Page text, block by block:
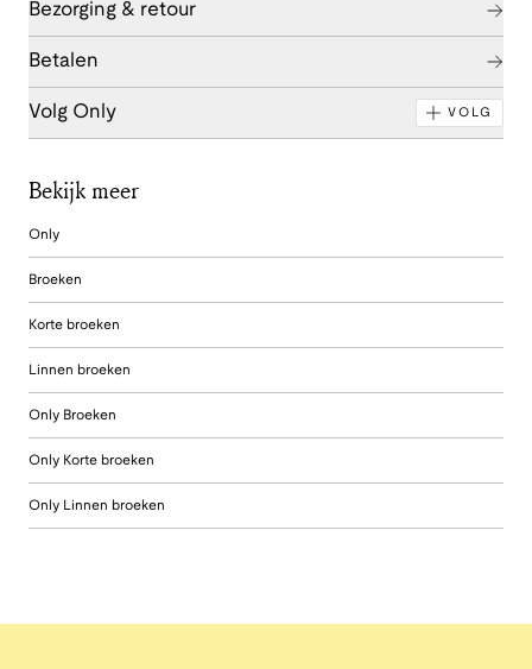
Bezorging & retour
Betalen
Volg Only VOLG
Bekijk meer
Only
Broeken
Korte broeken
Linnen broeken
Only Broeken
Only Korte broeken
Only Linnen broeken